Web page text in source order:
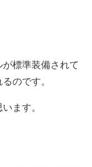
標準装備されて
のです。
ます。